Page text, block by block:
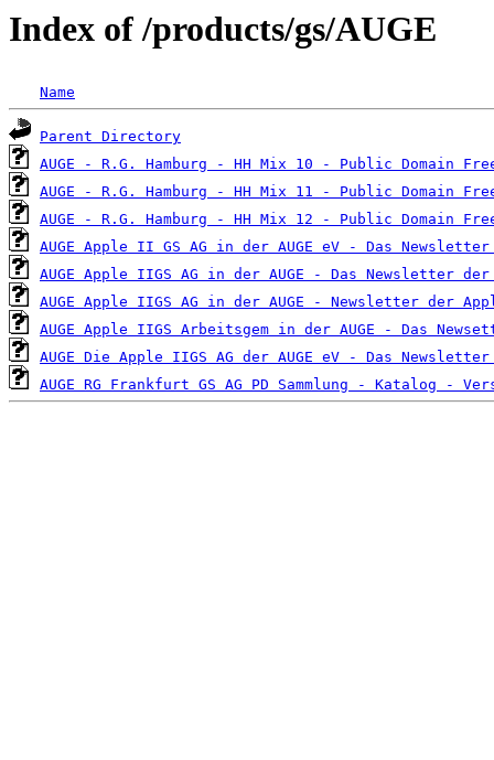
Index of /products/gs/AUGE
Name
Parent Directory
AUGE - R.G. Hamburg - HH Mix 10 - Public Domain
AUGE - R.G. Hamburg - HH Mix 11 - Public Domain
AUGE - R.G. Hamburg - HH Mix 12 - Public Domain
AUGE Apple II GS AG in der AUGE eV - Das
AUGE Apple IIGS AG in der AUGE - Das Newsletter
AUGE Apple IIGS AG in der AUGE - Newsletter der
AUGE Apple IIGS Arbeitsgem in der AUGE - Das
AUGE Die Apple IIGS AG der AUGE eV - Das
AUGE RG Frankfurt GS AG PD Sammlung - Katalog -